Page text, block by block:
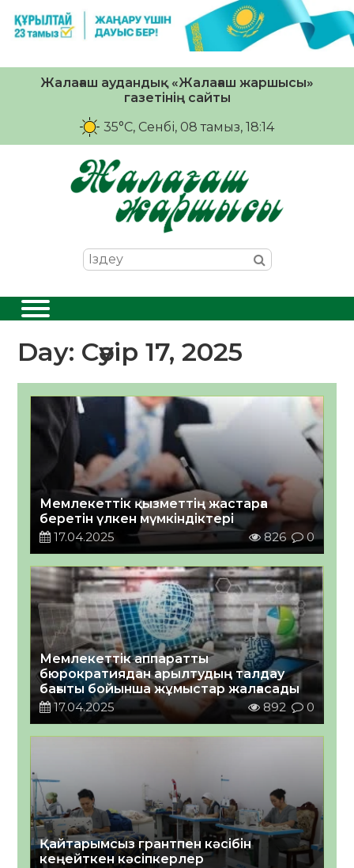
Жалағаш аудандық «Жалағаш жаршысы»
газетінің сайты
35°C, Сенбі, 08 тамыз, 18:14
Day: Сәуір 17, 2025
Мемлекеттік қызметтің жастарға
беретін үлкен мүмкіндіктері
17.04.2025
826 0
Мемлекеттік аппаратты
бюрократиядан арылтудың талдау
бағыты бойынша жұмыстар жалғасады
17.04.2025
892 0
Қайтарымсыз грантпен кәсібін
кеңейткен кәсіпкерлер